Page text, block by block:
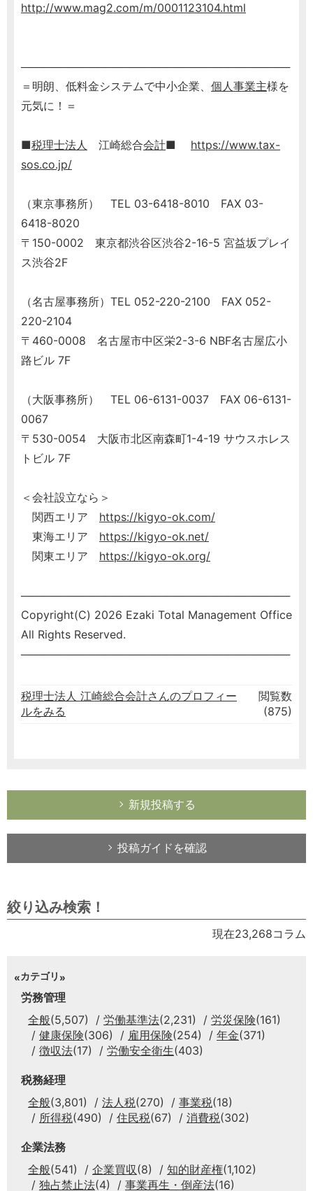
http://www.mag2.com/m/0001123104.html
───────────────────────────────────
＝明朗、低料金システムで中小企業、 個人事業主様を
元気に！＝
■税理士法人 江崎総合会計■ https://www.tax-
sos.co.jp/
（東京事務所） TEL 03-6418-8010 FAX 03-
6418-8020
〒150-0002 東京都渋谷区渋谷2-16-5 宮益坂プレイ
ス渋谷2F
（名古屋事務所）TEL 052-220-2100 FAX 052-
220-2104
〒460-0008 名古屋市中区栄2-3-6 NBF名古屋広小
路ビル 7F
（大阪事務所） TEL 06-6131-0037 FAX 06-6131-
0067
〒530-0054 大阪市北区南森町1-4-19 サウスホレス
トビル 7F
＜会社設立なら＞
関西エリア https://kigyo-ok.com/
東海エリア https://kigyo-ok.net/
関東エリア https://kigyo-ok.org/
───────────────────────────────────
Copyright(C) 2026 Ezaki Total Management Office
All Rights Reserved.
───────────────────────────────────
税理士法人 江崎総合会計さんのプロフィー
ルをみる
閲覧数
(875)
新規投稿する
投稿ガイドを確認
絞り込み検索！
現在23,268コラム
カテゴリ
労務管理
全般(5,507) 労働基準法(2,231) 労災保険(161)
健康保険(306) 雇用保険(254) 年金(371)
徴収法(17) 労働安全衛生(403)
税務経理
全般(3,801) 法人税(270) 事業税(18)
所得税(490) 住民税(67) 消費税(302)
企業法務
全般(541) 企業買収(8) 知的財産権(1,102)
独占禁止法(4) 事業再生・倒産法(16)